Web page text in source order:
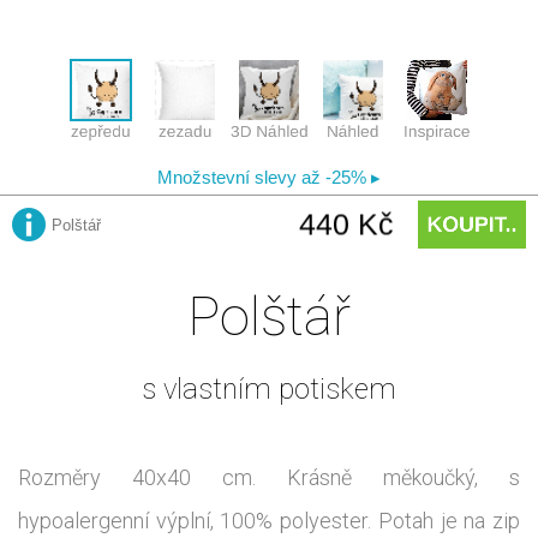
Polštář
s vlastním potiskem
Rozměry 40x40 cm. Krásně měkoučký, s
hypoalergenní výplní, 100% polyester. Potah je na zip